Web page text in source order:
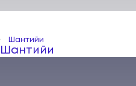
Шантийи
Шантийи